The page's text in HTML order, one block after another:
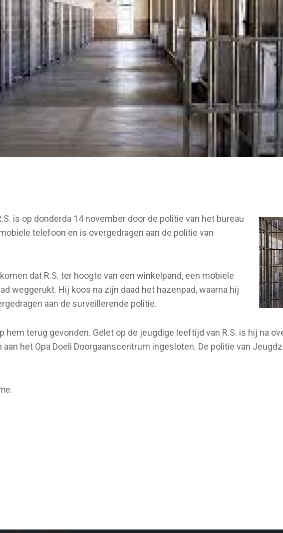
is op donderda 14 november door de politie van het bureau
telefoon en is overgedragen aan de politie van
dat R.S. ter hoogte van een winkelpand, een mobiele
weggerukt. Hij koos na zijn daad het hazenpad, waarna hij
aan de surveillerende politie.
terug gevonden. Gelet op de jeugdige leeftijd van R.S. is hij na
het Opa Doeli Doorgaanscentrum ingesloten. De politie van